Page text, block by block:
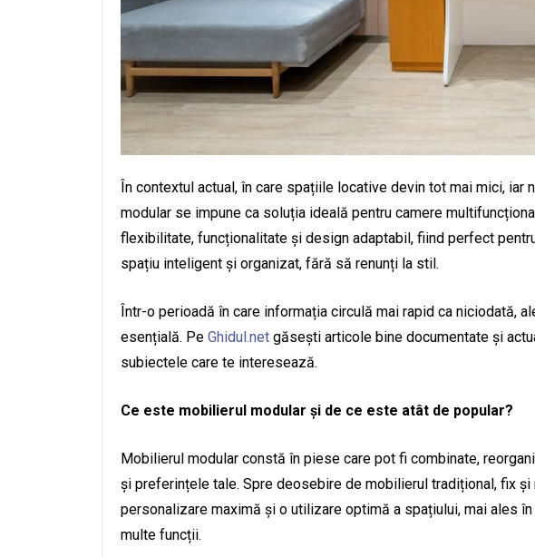
În contextul actual, în care spațiile locative devin tot mai mici, iar
modular se impune ca soluția ideală pentru camere
flexibilitate, funcționalitate și design adaptabil, fiind perfect
spațiu inteligent și organizat, fără să renunți la stil.
Într-o perioadă în care informația circulă mai rapid ca niciodată,
esențială. Pe Ghidul.net găsești articole bine documentate și
subiectele care te interesează.
Ce este mobilierul modular și de ce este atât de popular?
Mobilierul modular constă în piese care pot fi combinate,
și preferințele tale. Spre deosebire de mobilierul tradițional, fix
personalizare maximă și o utilizare optimă a spațiului, mai ales
multe funcții.